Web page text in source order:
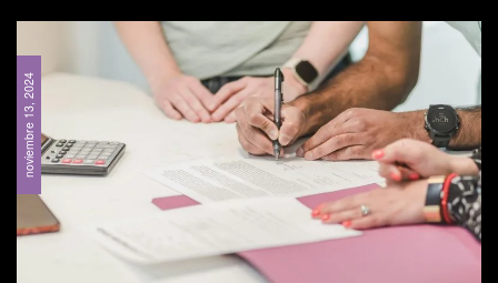
noviembre 13, 2024